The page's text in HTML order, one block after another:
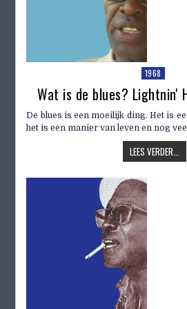
1968
Wat is de blues? Lightnin'
De blues is een moeilijk ding. Het is
het is een manier van leven en nog
LEES VERDER...